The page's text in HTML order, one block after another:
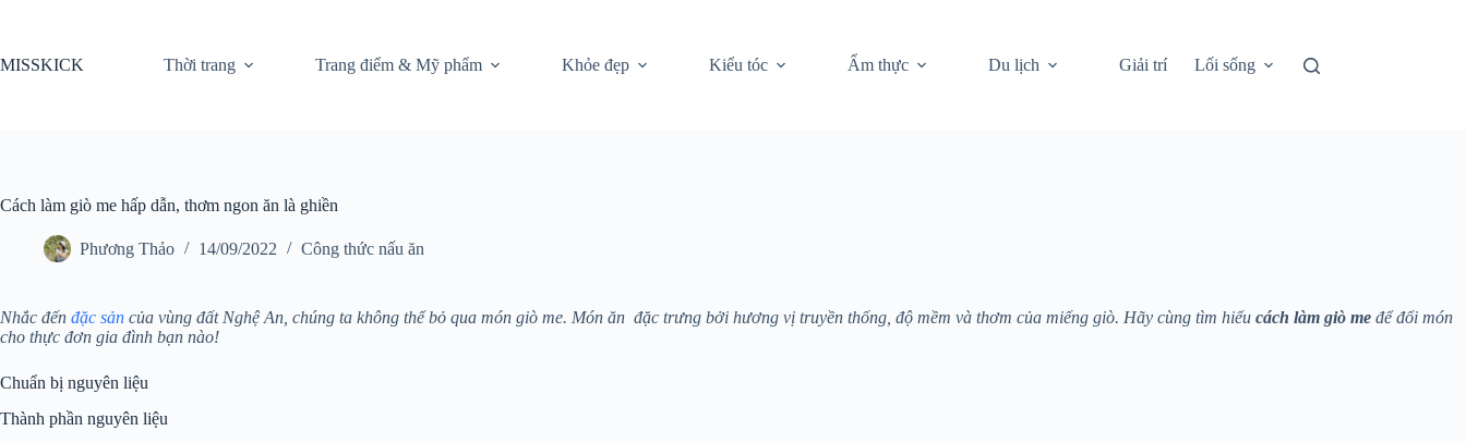
nội
MISSKICK Thời trang Trang điểm & Mỹ phẩm Khỏe đẹp Kiểu tóc Ẩm thực Du lịch Giải trí Lối sống
Cách làm giò me hấp dẫn, thơm ngon ăn là ghiền
Phương Thảo 14/09/2022 Công thức nấu ăn
Nhắc đến đặc sản của vùng đất Nghệ An, chúng ta không thể bỏ qua món giò me. Món ăn đặc trưng bởi hương vị truyền thống, độ mềm và thơm của miếng giò. Hãy cùng tìm hiểu cách làm giò me để đổi món
cho thực đơn gia đình bạn nào!
Chuẩn bị nguyên liệu
Thành phần nguyên liệu